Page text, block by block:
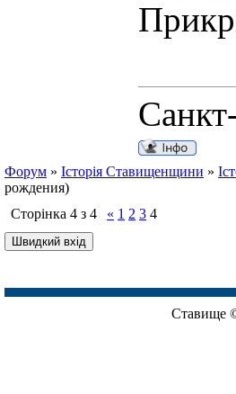
Форум » Історія Ставищенщини »
рождения)
Сторінка 4 з 4 « 1 2 3 4
Ставище